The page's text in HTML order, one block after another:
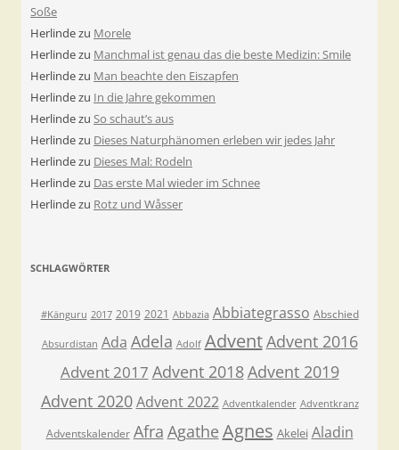
Soße
Herlindezu Morele
Herlindezu Manchmal ist genau das die beste Medizin: Smile
Herlindezu Man beachte den Eiszapfen
Herlindezu In die Jahre gekommen
Herlindezu So schaut’s aus
Herlindezu Dieses Naturphänomen erleben wir jedes Jahr
Herlindezu Dieses Mal: Rodeln
Herlindezu Das erste Mal wieder im Schnee
Herlindezu Rotz und Wåsser
SCHLAGWÖRTER
#Känguru 2017 2019 2021 Abbazia Abbiategrasso Abschied
Absurdistan Ada Adela Adolf AdventAdvent 2016
Advent 2017 Advent 2018Advent 2019
Advent 2020 Advent 2022 Adventkalender Adventkranz
Adventskalender Afra Agathe Agnes Akelei Aladin